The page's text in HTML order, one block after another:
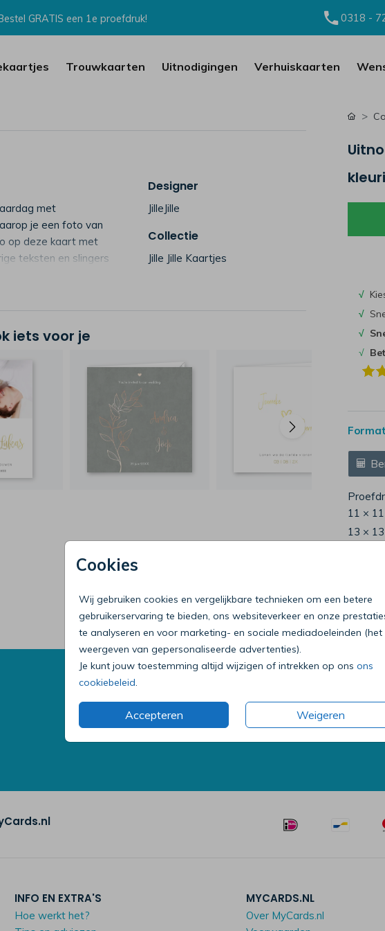
GRATIS een 1e proefdruk! 0318 -
Trouwkaarten Uitnodigingen Verhuiskaarten
Cookies
Wij gebruiken cookies en vergelijkbare technieken om een betere
gebruikerservaring te bieden, ons websiteverkeer en onze
te analyseren en voor marketing- en sociale mediadoeleinden (het
weergeven van gepersonaliseerde advertenties).
Je kunt jouw toestemming altijd wijzigen of intrekken op ons ons
cookiebeleid
Accepteren Weigeren
met
je een foto van
op deze kaart met
teksten en slingers
Designer
JilleJille
Collectie
Jille Jille Kaartjes
iets voor je
√
√
√
√
11 ×
13 ×
Bel onze klantenservice
Op werkdagen van 09:00 tot 18:00 uur
Mailen mag ook:klantenservice@mycards.nl
INFO EN EXTRA'S
Hoe werkt het?
MYCARDS.NL
Over MyCards.nl